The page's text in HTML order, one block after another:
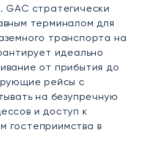
GAC стратегически
терминалом для
транспорта на
идеально
от прибытия до
рейсы с
на безупречную
и доступ к
гостеприимства в